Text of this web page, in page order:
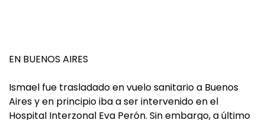
EN BUENOS AIRES
Ismael fue trasladado en vuelo sanitario a Buenos
Aires y en principio iba a ser intervenido en el
Hospital Interzonal Eva Perón. Sin embargo, a último